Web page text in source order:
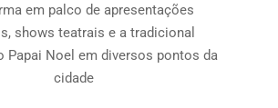
em palco de apresentações
shows teatrais e a tradicional
Papai Noel em diversos pontos da
cidade